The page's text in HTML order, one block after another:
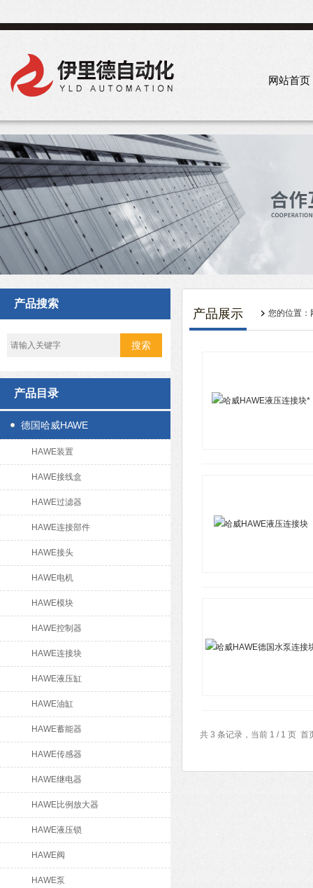
网站首页
产品搜索
产品目录
德国哈威HAWE
HAWE装置
HAWE接线盒
HAWE过滤器
HAWE连接部件
HAWE接头
HAWE电机
HAWE模块
HAWE控制器
HAWE连接块
HAWE液压缸
HAWE油缸
HAWE蓄能器
HAWE传感器
HAWE继电器
HAWE比例放大器
HAWE液压锁
HAWE阀
HAWE泵
产品展示 您的位置：
共 3 条记录，当前 1 / 1 页